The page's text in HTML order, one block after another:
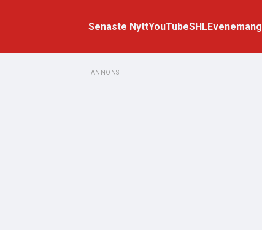
Senaste NyttYouTubeSHLEvenemang
ANNONS